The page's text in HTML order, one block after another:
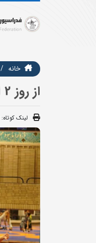
خانه
از روز 2 اسفند ماه و به میزبانی استان سمنان
لینک کوتاه: